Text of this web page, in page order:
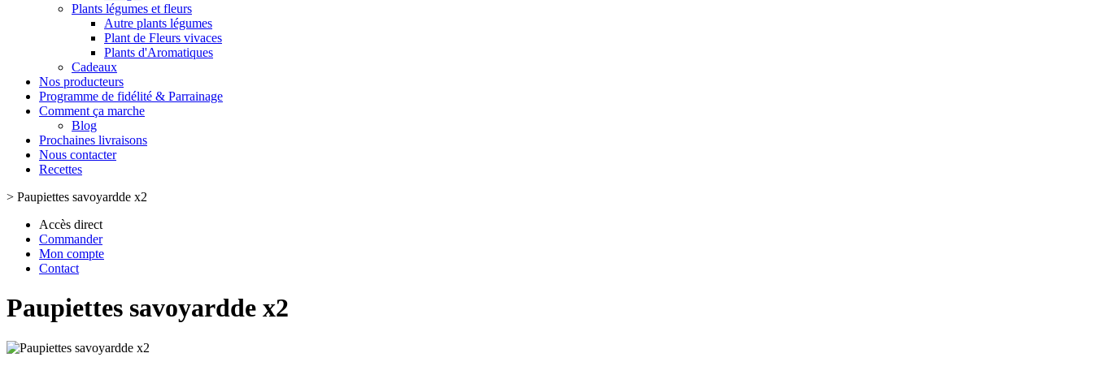
Plants légumes et fleurs
Autre plants légumes
Plant de Fleurs vivaces
Plants d'Aromatiques
Cadeaux
Nos producteurs
Programme de fidélité & Parrainage
Comment ça marche
Blog
Prochaines livraisons
Nous contacter
Recettes
> Paupiettes savoyardde x2
Accès direct
Commander
Mon compte
Contact
Paupiettes savoyardde x2